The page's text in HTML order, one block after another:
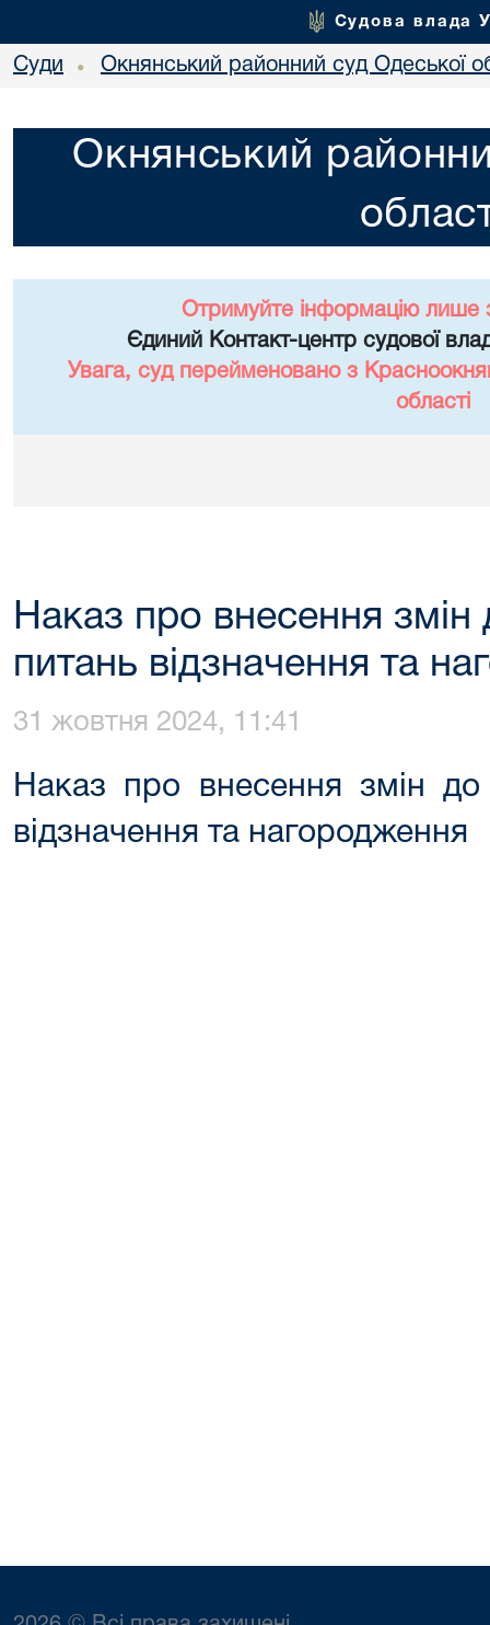
Судова влада
Суди • Окнянський районний суд Одеської
Окнянський
Отримуйте інформацію лише
Єдиний Контакт-центр судової
Увага, суд перейменовано з
області
Наказ про внесення змін
питань відзначення та
31 жовтня 2024, 11:41
Наказ про внесення змін до
відзначення та нагородження